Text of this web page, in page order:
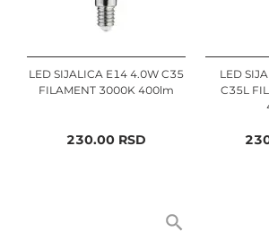
LED SIJALICA E14 4.0W C35
FILAMENT 3000K 400lm
230.00RSD
LED
C35L